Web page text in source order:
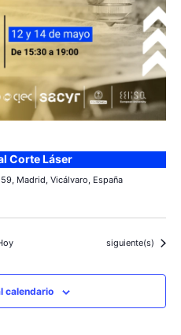
Corte Láser
Madrid, Vicálvaro, España
Eventos
siguiente(s)
calendario